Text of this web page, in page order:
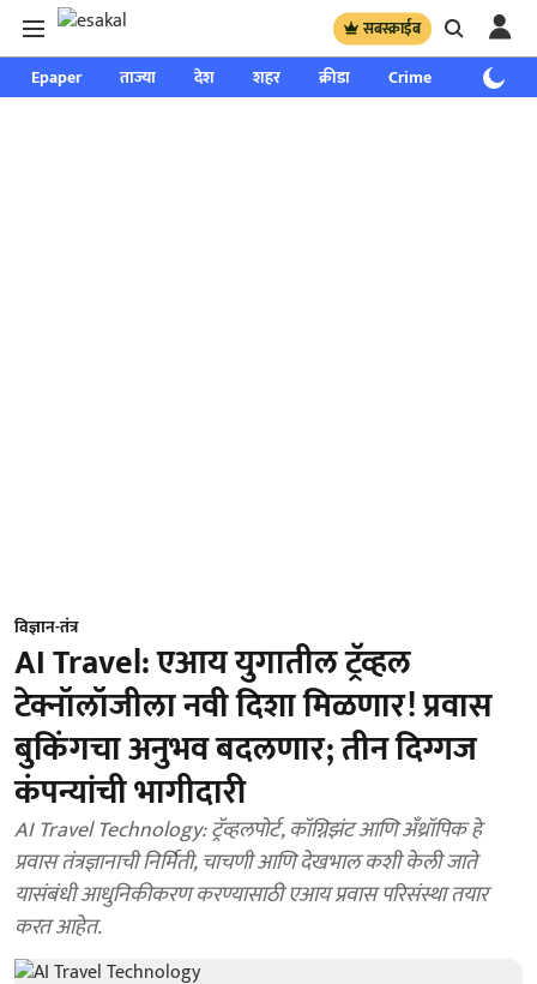
सबस्क्राईब
Epaper ताज्या देश शहर क्रीडा Crime साप्ताहिक
विज्ञान-तंत्र
AI Travel: एआय युगातील ट्रॅव्हल
टेक्नॉलॉजीला नवी दिशा मिळणार! प्रवास
बुकिंगचा अनुभव बदलणार; तीन दिग्गज
कंपन्यांची भागीदारी
AI Travel Technology: ट्रॅव्हलपोर्ट, कॉग्निझंट आणि अँथ्रॉपिक हे
प्रवास तंत्रज्ञानाची निर्मिती, चाचणी आणि देखभाल कशी केली जाते
यासंबंधी आधुनिकीकरण करण्यासाठी एआय प्रवास परिसंस्था तयार
करत आहेत.